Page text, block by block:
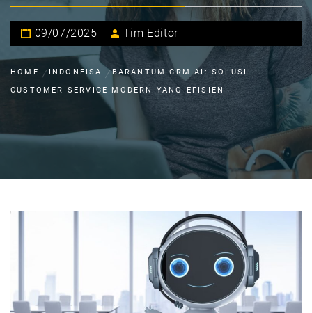
09/07/2025 Tim Editor
HOME INDONEISA
BARANTUM CRM AI: SOLUSI
CUSTOMER SERVICE MODERN YANG EFISIEN